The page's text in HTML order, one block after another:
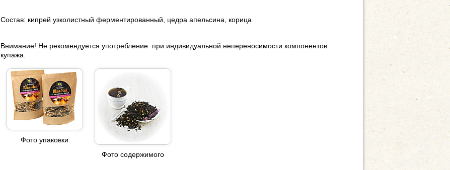
Состав: кипрей узколистный ферментированный, цедра апельсина, корица
Внимание! Не рекомендуется употребление при индивидуальной непереносимости компонентов
купажа.
Фото упаковки
Фото содержимого